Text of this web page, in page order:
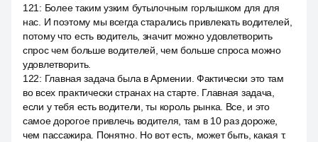
121 : Более таким узким бутылочным горлышком для для
нас. И поэтому мы всегда старались привлекать водителей,
потому что есть водитель, значит можно удовлетворить
спрос чем больше водителей, чем больше спроса можно
удовлетворить.
122: Главная задача была в Армении. Фактически это там
во всех практически странах на старте. Главная задача,
если у тебя есть водители, ты король рынка. Все, и это
самое дорогое привлечь водителя, там в 10 раз дороже,
чем пассажира. Понятно. Но вот есть, может быть, какая т.